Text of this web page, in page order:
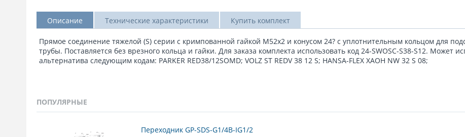
Описание Технические характеристики Купить комплект
Прямое соединение тяжелой (S) серии c кримпованной гайкой М52x2 и конусом 24? с уплотнительным кольцом для
трубы. Поставляется без врезного кольца и гайки. Для заказа комплекта использовать код 24-SWOSС-S38-S12. Может
альтернатива следующим кодам: PARKER RED38/12SOMD; VOLZ ST REDV 38 12 S; HANSA-FLEX XAOH NW 32 S 08;
ПОПУЛЯРНЫЕ
Переходник GP-SDS-G1/4B-IG1/2